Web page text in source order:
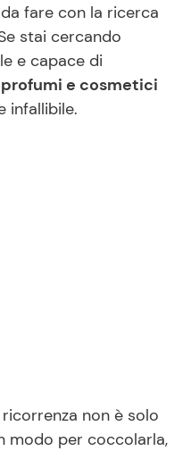
Ricette Feste
Ricette per Bambini
fare con la ricerca
stai cercando
e capace di
profumi e cosmetici
infallibile.
non è solo
modo per coccolarla,